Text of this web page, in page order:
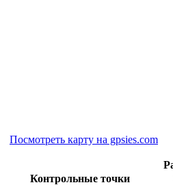
Посмотреть карту на gpsies.com
Контрольные точки